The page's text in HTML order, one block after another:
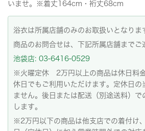
いませ。※着丈164cm・裄丈68cm
浴衣は所属店舗のみのお取扱いとなりま
商品のお問合せは、下記所属店舗までご
池袋店: 03-6416-0529
※火曜定休 2万円以上の商品は休日料
休日でもご利用いただけます。定休日の
ません。後日または配送（別途送料）で
します。
※2万円以下の商品は他支店での着付け